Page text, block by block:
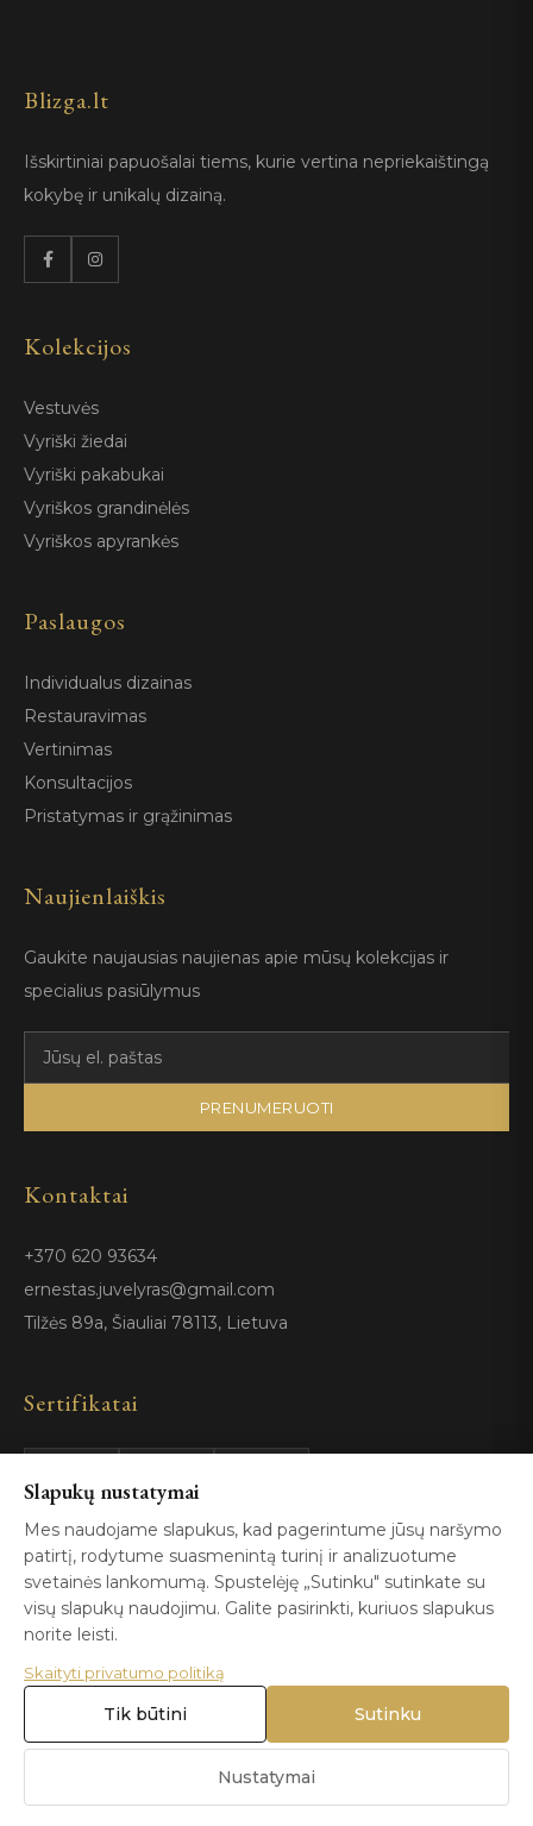
Blizga.lt
Išskirtiniai papuošalai tiems, kurie vertina nepriekaištingą
kokybę ir unikalų dizainą.
Kolekcijos
Vestuvės
Vyriški žiedai
Vyriški pakabukai
Vyriškos grandinėlės
Vyriškos apyrankės
Paslaugos
Individualus dizainas
Restauravimas
Vertinimas
Konsultacijos
Pristatymas ir grąžinimas
Naujienlaiškis
Gaukite naujausias naujienas apie mūsų kolekcijas ir
specialius pasiūlymus
PRENUMERUOTI
Kontaktai
+370 620 93634
ernestas.juvelyras@gmail.com
Tilžės 89a, Šiauliai 78113, Lietuva
Sertifikatai
GIA
Certified
ISO 9001
© 2026 Blizga.lt. Visos teisės saugomos. |
Slapukų nustatymai
Mes naudojame slapukus, kad pagerintume jūsų naršymo
patirtį, rodytume suasmenintą turinį ir analizuotume
svetainės lankomumą. Spustelėję „Sutinku" sutinkate su
visų slapukų naudojimu. Galite pasirinkti, kuriuos slapukus
norite leisti.
Skaityti privatumo politiką
Nustatymai
Tik būtini Sutinku